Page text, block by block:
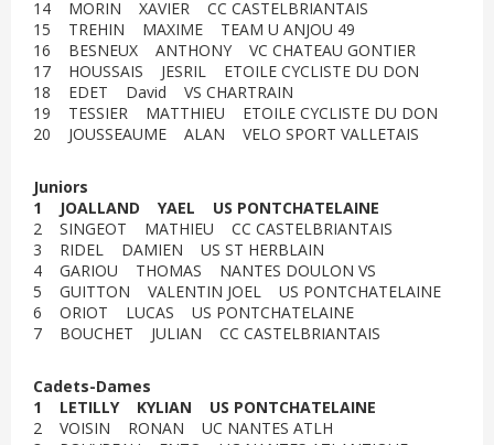
14 MORIN XAVIER CC CASTELBRIANTAIS
15 TREHIN MAXIME TEAM U ANJOU 49
16 BESNEUX ANTHONY VC CHATEAU GONTIER
17 HOUSSAIS JESRIL ETOILE CYCLISTE DU DON
18 EDET David VS CHARTRAIN
19 TESSIER MATTHIEU ETOILE CYCLISTE DU DON
20 JOUSSEAUME ALAN VELO SPORT VALLETAIS
Juniors
1 JOALLAND YAEL US PONTCHATELAINE
2 SINGEOT MATHIEU CC CASTELBRIANTAIS
3 RIDEL DAMIEN US ST HERBLAIN
4 GARIOU THOMAS NANTES DOULON VS
5 GUITTON VALENTIN JOEL US PONTCHATELAINE
6 ORIOT LUCAS US PONTCHATELAINE
7 BOUCHET JULIAN CC CASTELBRIANTAIS
Cadets-Dames
1 LETILLY KYLIAN US PONTCHATELAINE
2 VOISIN RONAN UC NANTES ATLH